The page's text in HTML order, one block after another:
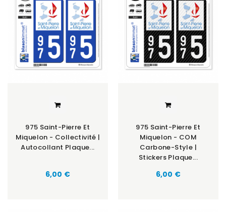
975 Saint-Pierre Et
Miquelon - Collectivité |
Autocollant Plaque...
6,00 €
975 Saint-Pierre Et
Miquelon - COM
Carbone-Style |
Stickers Plaque...
6,00 €